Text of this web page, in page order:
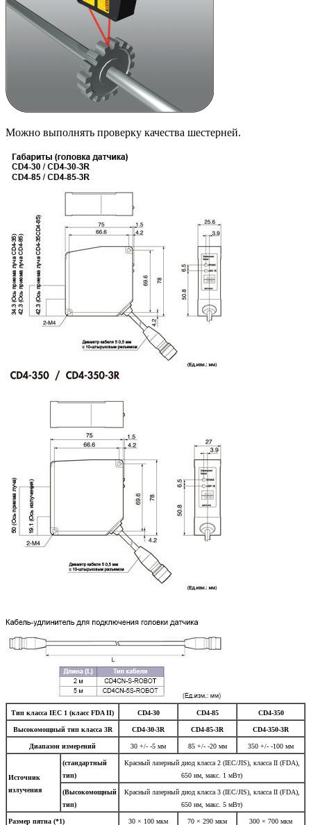
Можно выполнять проверку качества шестерней.
Тип класса IEC 1 (класс FDA II) CD4-30 CD4-85 CD4-350
Высокомощный тип класса 3R CD4-30-3R CD4-85-3R CD4-350-3R
Диапазон измерений 30 +/- -5 мм 85 +/- -20 мм 350 +/- -100 мм
Источник
излучения
(стандартный
тип)
Красный лазерный диод класса 2 (IEC/JIS), класса II (FDA),
650 нм, макс. 1 мВт)
(Высокомощный
тип)
Красный лазерный диод класса 3 (IEC/JIS), класса II (FDA),
650 нм, макс. 5 мВт)
Размер пятна (*1) 30 × 100 мкм 70 × 290 мкм 300 × 700 мкм